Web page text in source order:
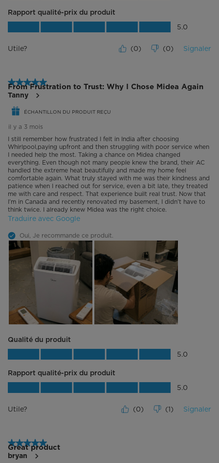
Rapport qualité-prix du produit
Rapport qualité-prix du produit, 5.0
5.0
Utile? (0) (0) Signaler
5 étoile(s) sur 5.
From Frustration to Trust: Why I Chose Midea Again
Tanny
ÉCHANTILLON DU PRODUIT REÇU
il y a 3 mois
I still remember how frustrated I felt in India after choosing
Whirlpool,paying upfront and then struggling with poor service when
I needed help the most. Taking a chance on Midea changed
everything. Even though not many people knew the brand, their AC
handled the extreme heat beautifully and made my home feel
comfortable again. What truly stayed with me was their kindness and
patience when I reached out for service, even a bit late, they treated
me with care and respect. That experience built real trust. Now that
I’m in Canada and recently renovated my basement, I didn’t have to
think twice. I already knew Midea was the right choice.
Traduire avec Google
Oui, Je recommande ce produit.
Qualité du produit
Qualité du produit, 5.0 sur 5 5.0
Rapport qualité-prix du produit
Rapport qualité-prix du produit, 5.0
5.0
Utile? (0) (1) Signaler
5 étoile(s) sur 5.
Great product
bryan